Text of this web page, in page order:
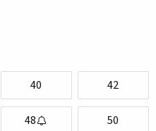
40 42
48 50